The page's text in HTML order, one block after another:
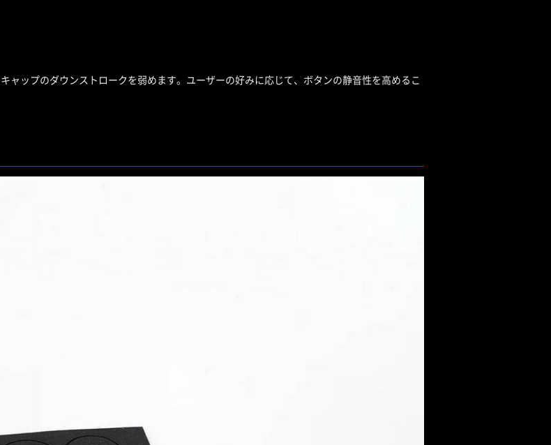
ップのダウンストロークを弱めます。ユーザーの好みに応じて、ボタンの静音性を高めるこ